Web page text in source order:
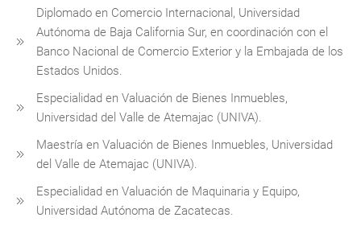
Diplomado en Comercio Internacional, Universidad
Autónoma de Baja California Sur, en coordinación con el
Banco Nacional de Comercio Exterior y la Embajada de los
Estados Unidos.
Especialidad en Valuación de Bienes Inmuebles,
Universidad del Valle de Atemajac (UNIVA).
Maestría en Valuación de Bienes Inmuebles, Universidad
del Valle de Atemajac (UNIVA).
Especialidad en Valuación de Maquinaria y Equipo,
Universidad Autónoma de Zacatecas.